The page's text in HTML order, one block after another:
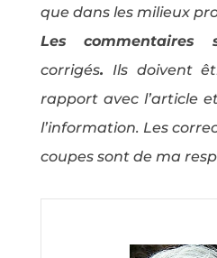
que dans les milieux
Les
corrigés. Ils doivent
rapport avec l’article
l’information. Les
coupes sont de ma